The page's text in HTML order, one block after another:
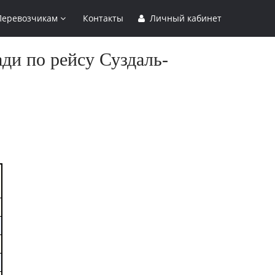
Контакты Личный кабинет
по рейсу Суздаль-